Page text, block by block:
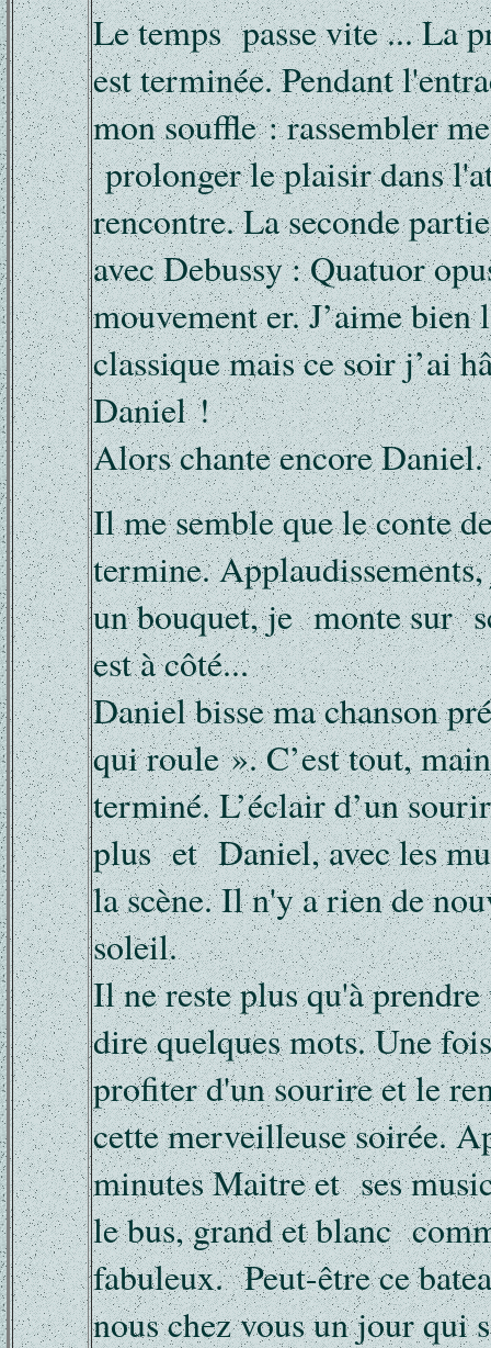
Le temps passe vite ... La
est terminée. Pendant
mon souffle : rassembler
prolonger le plaisir dans
rencontre. La seconde
avec Debussy : Quatuor
mouvement er. J’aime bien
classique mais ce soir j’ai
Daniel !
Alors chante encore Daniel.
Il me semble que le conte
termine.
un bouquet, je monte sur
est à côté...
Daniel bisse ma chanson
qui roule ». C’est tout,
terminé. L’éclair d’un
plus et Daniel, avec les
la scène. Il n'y a rien de
soleil.
Il ne reste plus qu'à
dire quelques mots. Une
profiter d'un sourire et le
cette merveilleuse soirée.
minutes Maitre et ses
le bus, grand et blanc
fabuleux. Peut-être ce
nous chez vous un jour